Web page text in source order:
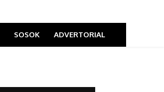
SOSOK ADVERTORIAL